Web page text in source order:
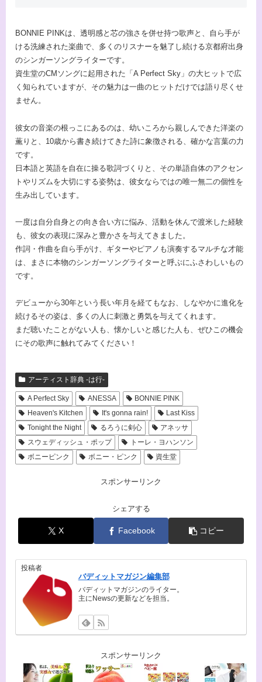
BONNIE PINKは、透明感と芯の強さを併せ持つ歌声と、自ら手が
ける洗練された楽曲で、多くのリスナーを魅了し続ける京都府出身
のシンガーソングライターです。
資生堂のCMソングに起用された「A Perfect Sky」の大ヒットで広
く知られていますが、その魅力は一曲のヒットだけでは語り尽くせ
ません。
彼女の音楽の根っこにあるのは、幼いころから親しんできた洋楽の
薫りと、10歳から書き続けてきた詩に象徴される、確かな言葉の力
です。
日本語と英語を自在に操る歌詞づくりと、その単語自体のアクセン
トやリズムを大切にする姿勢は、彼女ならではの唯一無二の個性を
生み出しています。
一度は自分自身との向き合い方に悩み、活動を休んで渡米した経験
も、彼女の表現に深みと豊かさを与えてきました。
作詞・作曲を自ら手がけ、ギターやピアノも演奏するマルチな才能
は、まさに本物のシンガーソングライターと呼ぶにふさわしいもの
です。
デビューから30年という長い年月を経てもなお、しなやかに進化を
続けるその姿は、多くの人に刺激と勇気を与えてくれます。
まだ聴いたことがない人も、懐かしいと感じた人も、ぜひこの機会
にその歌声に触れてみてください！
アーティスト辞典 -は行-
A Perfect Sky ANESSA
BONNIE PINK
Heaven's Kitchen
It's gonna rain!
Last Kiss
Tonight the Night
るろうに剣心
アネッサ
スウェディッシュ・ポップ
トーレ・ヨハンソン
ボニーピンク
ボニー・ピンク 資生堂
スポンサーリンク
シェアする
X Facebook コピー
投稿者
バディットマガジン編集部
バディットマガジンのライター。
主にNewsの更新などを担当。
スポンサーリンク